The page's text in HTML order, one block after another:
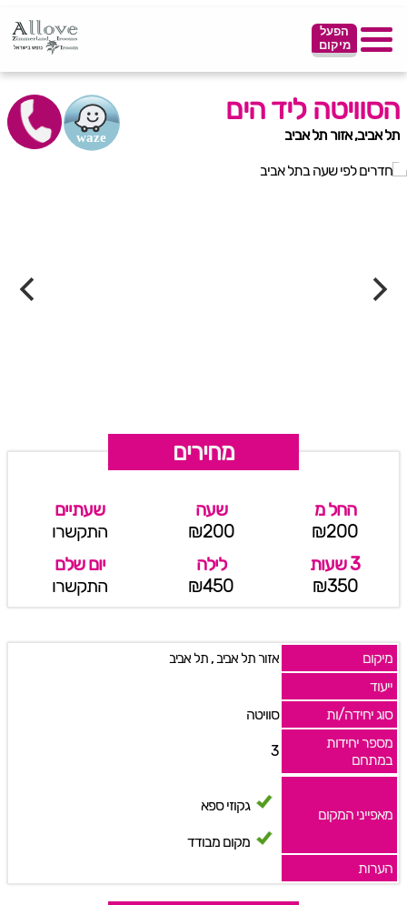
הפעל
מיקום
הסוויטה ליד הים
תל אביב, אזור תל אביב
מחירים
החל מ
₪200
שעה
₪200
שעתיים
התקשרו
3 שעות
₪350
לילה
₪450
יום שלם
התקשרו
מיקום אזור תל אביב, תל אביב
ייעוד
סוג יחידה/ות
סוויטה
מספר יחידות
במתחם
3
מאפייני המקום
גקוזי ספא
מקום מבודד
הערות